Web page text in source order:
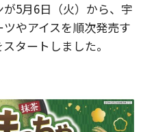
5月6日（火）から、宇
やアイスを順次発売す
スタートしました。